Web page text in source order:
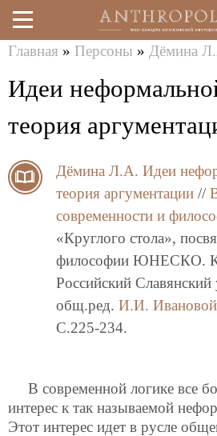
Перейти
к
здесь
Главная » Персоны » Дёмина
Идеи
теория
Дёмина Л.А. Идеи
теория аргументации //
современности и
«Круглого стола»,
философии ЮНЕСКО.
Российский Славянский
общ.ред. И.И. Ивановой
C.225-234.
В современной логике все
интерес к так называемой
Этот интерес идет в русле